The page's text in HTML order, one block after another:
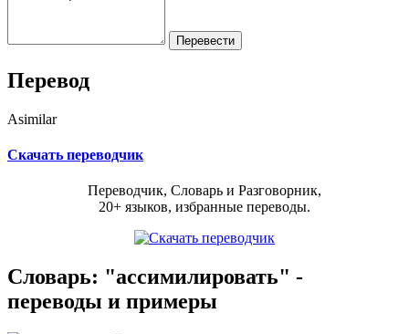
Перевод
Asimilar
Скачать переводчик
Переводчик, Словарь и Разговорник,
20+ языков, избранные переводы.
Словарь: "ассимилировать" -
переводы и примеры